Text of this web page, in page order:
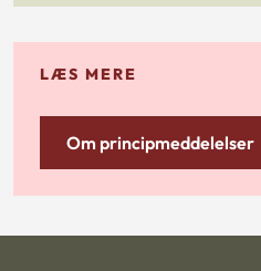
LÆS MERE
Om principmeddelelser